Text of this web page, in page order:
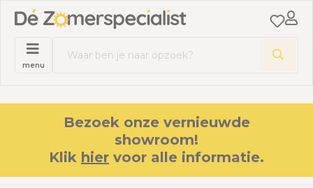
menu
Bezoek onze vernieuwde
showroom!
Klik hier voor alle informatie.